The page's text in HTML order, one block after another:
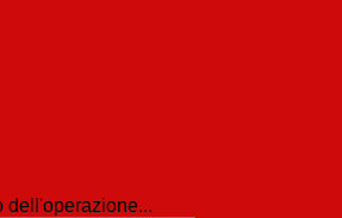
dell'operazione...